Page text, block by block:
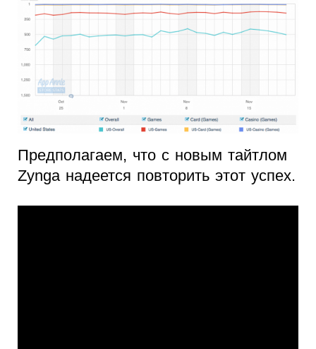
Предполагаем, что с новым тайтлом
Zynga надеется повторить этот успех.